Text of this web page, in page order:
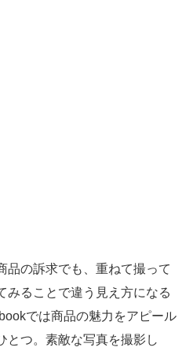
品の訴求でも、重ねて撮って
みることで違う見え方になる
では商品の魅力をアピール
とつ。素敵な写真を撮影し